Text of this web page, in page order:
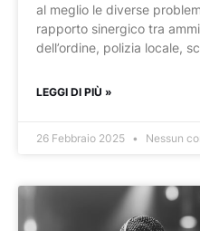
al meglio le diverse
rapporto sinergico tra
dell’ordine, polizia locale,
LEGGI DI PIÙ »
26 Febbraio 2025 Nessun